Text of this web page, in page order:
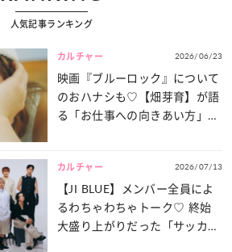
人気記事ランキング
カルチャー 2026/06/23
映画『ブルーロック』について
のおハナシも♡【畑芽育】が語
る「お仕事への向きあい方」と
カルチャー 2026/07/13
【JI BLUE】メンバー全員によ
るわちゃわちゃトーク♡ 終始
大盛り上がりだった「サッカー